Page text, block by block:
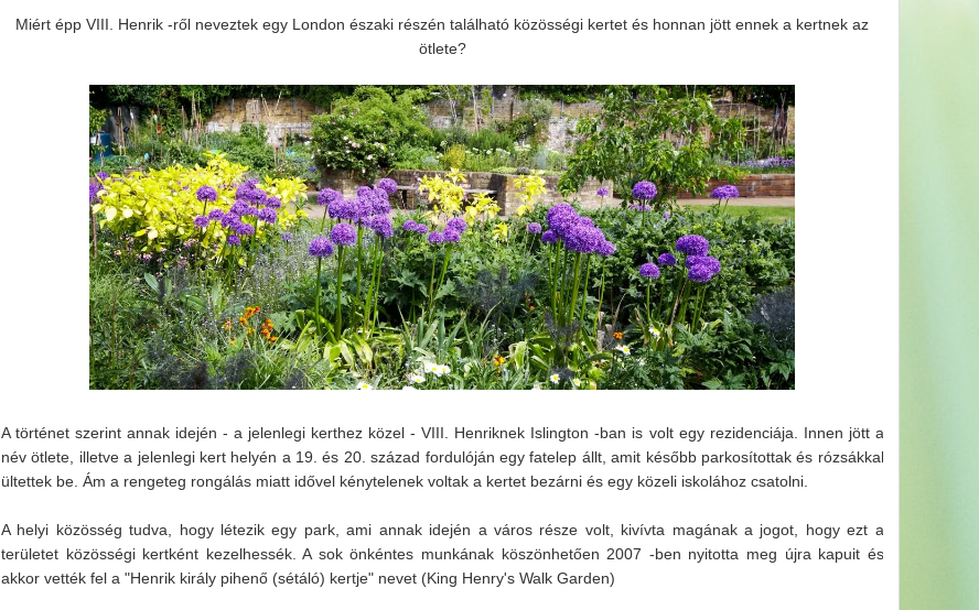
Miért épp VIII. Henrik -ről neveztek egy London északi részén található közösségi kertet és honnan jött ennek a kertnek az
ötlete?
A történet szerint annak idején - a jelenlegi kerthez közel - VIII. Henriknek Islington -ban is volt egy rezidenciája. Innen jött a
név ötlete, illetve a jelenlegi kert helyén a 19. és 20. század fordulóján egy fatelep állt, amit később parkosítottak és rózsákkal
ültettek be. Ám a rengeteg rongálás miatt idővel kénytelenek voltak a kertet bezárni és egy közeli iskolához csatolni.
A helyi közösség tudva, hogy létezik egy park, ami annak idején a város része volt, kivívta magának a jogot, hogy ezt a
területet közösségi kertként kezelhessék. A sok önkéntes munkának köszönhetően 2007 -ben nyitotta meg újra kapuit és
akkor vették fel a "Henrik király pihenő (sétáló) kertje" nevet (King Henry's Walk Garden)